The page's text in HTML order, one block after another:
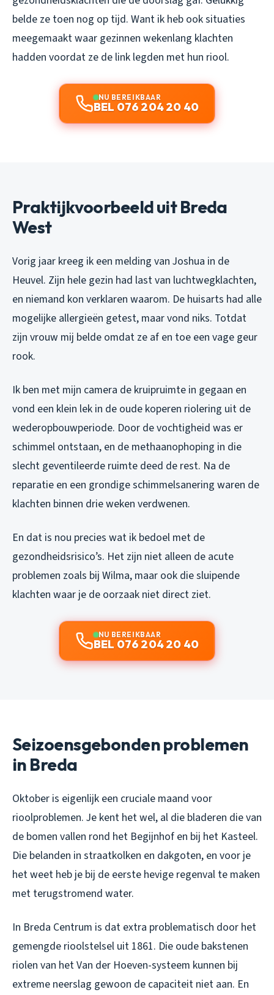
belde ze toen nog op tijd. Want ik heb ook situaties
meegemaakt waar gezinnen wekenlang klachten
hadden voordat ze de link legden met hun riool.
NU BEREIKBAAR
BEL 076 204 20 40
Praktijkvoorbeeld uit Breda
West
Vorig jaar kreeg ik een melding van Joshua in de
Heuvel. Zijn hele gezin had last van luchtwegklachten,
en niemand kon verklaren waarom. De huisarts had alle
mogelijke allergieën getest, maar vond niks. Totdat
zijn vrouw mij belde omdat ze af en toe een vage geur
rook.
Ik ben met mijn camera de kruipruimte in gegaan en
vond een klein lek in de oude koperen riolering uit de
wederopbouwperiode. Door de vochtigheid was er
schimmel ontstaan, en de methaanophoping in die
slecht geventileerde ruimte deed de rest. Na de
reparatie en een grondige schimmelsanering waren de
klachten binnen drie weken verdwenen.
En dat is nou precies wat ik bedoel met de
gezondheidsrisico’s. Het zijn niet alleen de acute
problemen zoals bij Wilma, maar ook die sluipende
klachten waar je de oorzaak niet direct ziet.
NU BEREIKBAAR
BEL 076 204 20 40
Seizoensgebonden problemen
in Breda
Oktober is eigenlijk een cruciale maand voor
rioolproblemen. Je kent het wel, al die bladeren die van
de bomen vallen rond het Begijnhof en bij het Kasteel.
Die belanden in straatkolken en dakgoten, en voor je
het weet heb je bij de eerste hevige regenval te maken
met terugstromend water.
In Breda Centrum is dat extra problematisch door het
gemengde rioolstelsel uit 1861. Die oude bakstenen
riolen van het Van der Hoeven-systeem kunnen bij
extreme neerslag gewoon de capaciteit niet aan. En